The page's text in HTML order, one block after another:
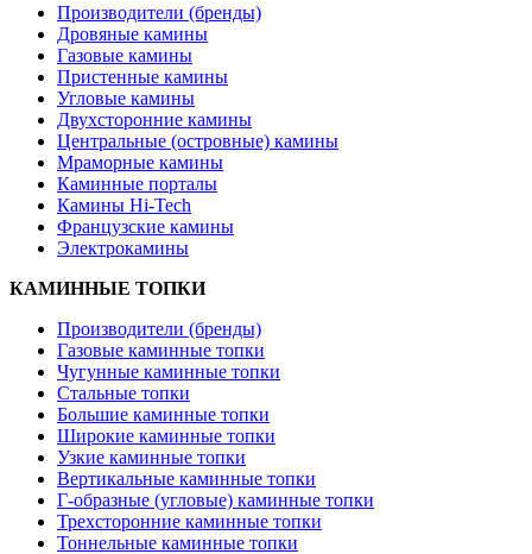
Производители (бренды)
Дровяные камины
Газовые камины
Пристенные камины
Угловые камины
Двухсторонние камины
Центральные (островные) камины
Мраморные камины
Каминные порталы
Камины Hi-Tech
Французские камины
Электрокамины
КАМИННЫЕ ТОПКИ
Производители (бренды)
Газовые каминные топки
Чугунные каминные топки
Стальные топки
Большие каминные топки
Широкие каминные топки
Узкие каминные топки
Вертикальные каминные топки
Г-образные (угловые) каминные топки
Трехсторонние каминные топки
Тоннельные каминные топки